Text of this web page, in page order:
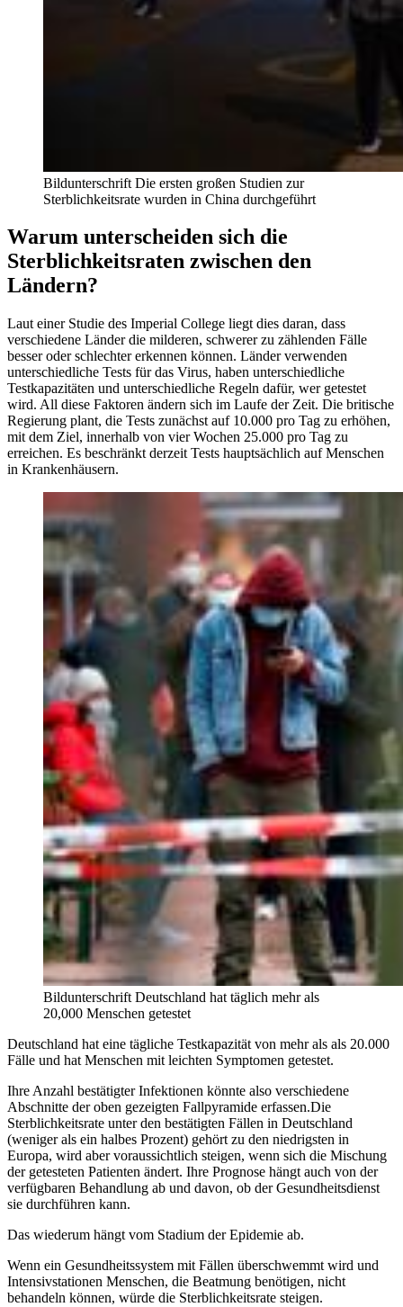
Bildunterschrift Die ersten großen Studien zur
Sterblichkeitsrate wurden in China durchgeführt
Warum unterscheiden sich die
Sterblichkeitsraten zwischen den
Ländern?
Laut einer Studie des Imperial College liegt dies daran, dass
verschiedene Länder die milderen, schwerer zu zählenden Fälle
besser oder schlechter erkennen können. Länder verwenden
unterschiedliche Tests für das Virus, haben unterschiedliche
Testkapazitäten und unterschiedliche Regeln dafür, wer getestet
wird. All diese Faktoren ändern sich im Laufe der Zeit. Die britische
Regierung plant, die Tests zunächst auf 10.000 pro Tag zu erhöhen,
mit dem Ziel, innerhalb von vier Wochen 25.000 pro Tag zu
erreichen. Es beschränkt derzeit Tests hauptsächlich auf Menschen
in Krankenhäusern.
Bildunterschrift Deutschland hat täglich mehr als
20,000 Menschen getestet
Deutschland hat eine tägliche Testkapazität von mehr als als 20.000
Fälle und hat Menschen mit leichten Symptomen getestet.
Ihre Anzahl bestätigter Infektionen könnte also verschiedene
Abschnitte der oben gezeigten Fallpyramide erfassen.Die
Sterblichkeitsrate unter den bestätigten Fällen in Deutschland
(weniger als ein halbes Prozent) gehört zu den niedrigsten in
Europa, wird aber voraussichtlich steigen, wenn sich die Mischung
der getesteten Patienten ändert. Ihre Prognose hängt auch von der
verfügbaren Behandlung ab und davon, ob der Gesundheitsdienst
sie durchführen kann.
Das wiederum hängt vom Stadium der Epidemie ab.
Wenn ein Gesundheitssystem mit Fällen überschwemmt wird und
Intensivstationen Menschen, die Beatmung benötigen, nicht
behandeln können, würde die Sterblichkeitsrate steigen.